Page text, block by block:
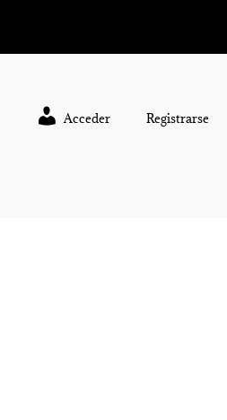
Acceder Registrarse